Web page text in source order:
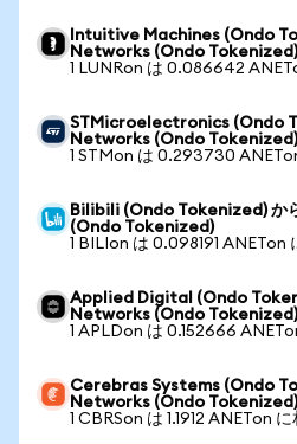
Intuitive Machines (Ondo
Networks (Ondo Tokenized)
1 LUNRon は 0.086642
STMicroelectronics (Ondo
Networks (Ondo Tokenized)
1 STMon は 0.293730
Bilibili (Ondo Tokenized)
(Ondo Tokenized)
1 BILIon は 0.098191 ANETon
Applied Digital (Ondo
Networks (Ondo Tokenized)
1 APLDon は 0.152666
Cerebras Systems (Ondo
Networks (Ondo Tokenized)
1 CBRSon は 1.1912 ANETon に